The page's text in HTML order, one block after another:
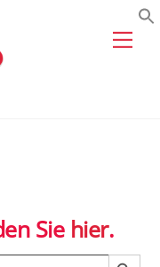
Sie hier.
Search